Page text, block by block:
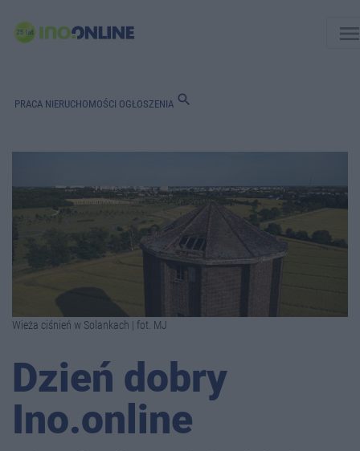
PRACA NIERUCHOMOŚCI OGŁOSZENIA search
Wieża ciśnień w Solankach | fot. MJ
Dzień dobry
Ino.online